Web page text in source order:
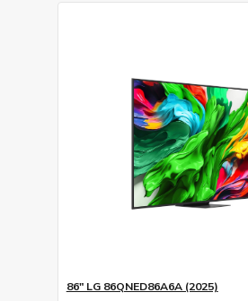
86" LG 86QNED86A6A (2025)